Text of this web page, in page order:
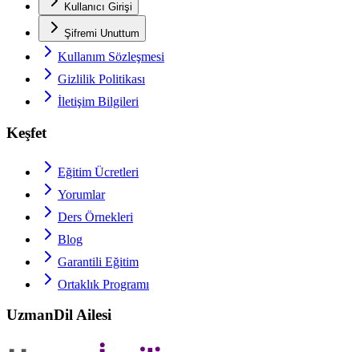
Kullanıcı Girişi
Şifremi Unuttum
Kullanım Sözleşmesi
Gizlilik Politikası
İletişim Bilgileri
Keşfet
Eğitim Ücretleri
Yorumlar
Ders Örnekleri
Blog
Garantili Eğitim
Ortaklık Programı
UzmanDil Ailesi